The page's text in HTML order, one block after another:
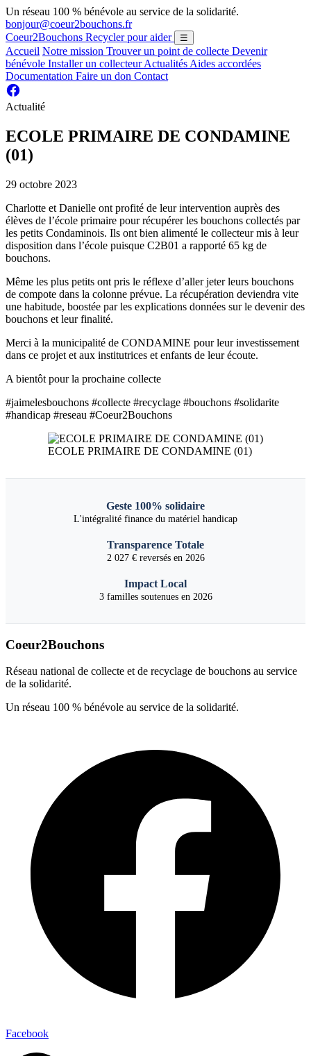
Un réseau 100 % bénévole au service de la solidarité.
bonjour@coeur2bouchons.fr
Coeur2Bouchons Recycler pour aider ☰
Accueil Notre mission Trouver un point de collecte Devenir
bénévole Installer un collecteurActualités Aides accordées
Documentation Faire un don Contact
Actualité
ECOLE PRIMAIRE DE CONDAMINE
(01)
29 octobre 2023
Charlotte et Danielle ont profité de leur intervention auprès des
élèves de l’école primaire pour récupérer les bouchons collectés par
les petits Condaminois. Ils ont bien alimenté le collecteur mis à leur
disposition dans l’école puisque C2B01 a rapporté 65 kg de
bouchons.
Même les plus petits ont pris le réflexe d’aller jeter leurs bouchons
de compote dans la colonne prévue. La récupération deviendra vite
une habitude, boostée par les explications données sur le devenir des
bouchons et leur finalité.
Merci à la municipalité de CONDAMINE pour leur investissement
dans ce projet et aux institutrices et enfants de leur écoute.
A bientôt pour la prochaine collecte
#jaimelesbouchons #collecte #recyclage #bouchons #solidarite
#handicap #reseau #Coeur2Bouchons
ECOLE PRIMAIRE DE CONDAMINE (01)
Geste 100% solidaire
L'intégralité finance du matériel handicap
Transparence Totale
2 027 € reversés en 2026
Impact Local
3 familles soutenues en 2026
Coeur2Bouchons
Réseau national de collecte et de recyclage de bouchons au service
de la solidarité.
Un réseau 100 % bénévole au service de la solidarité.
Facebook